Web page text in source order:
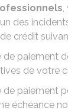
,
des
crédit
de paiement
de votre
de paiement
échéance